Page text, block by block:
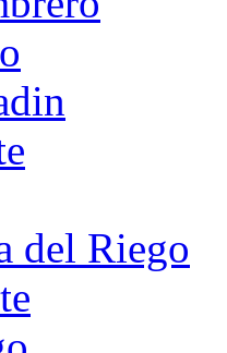
del Riego